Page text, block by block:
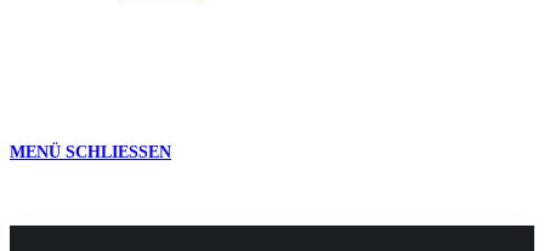
MENÜ SCHLIESSEN